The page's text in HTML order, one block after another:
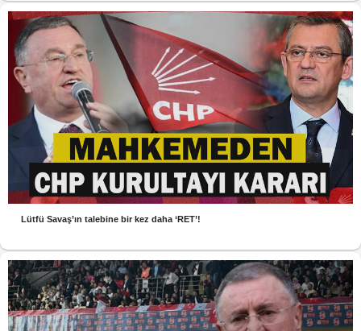
Lütfü Savaş’ın talebine bir kez daha ‘RET’!